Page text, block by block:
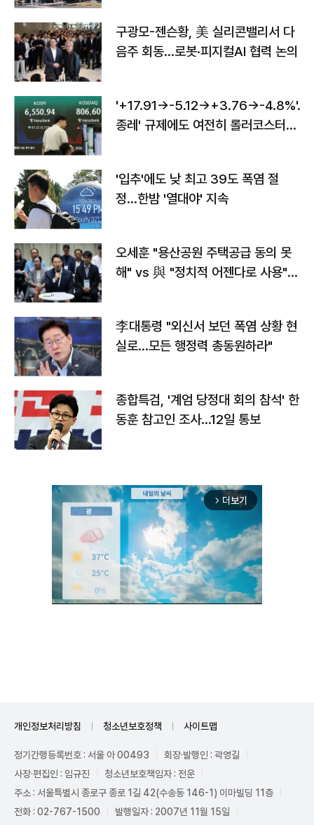
구광모-젠슨황, 美 실리콘밸리서 다
음주 회동…로봇·피지컬AI 협력 논의
'+17.91→-5.12→+3.76→-4.8%'…'
종레' 규제에도 여전히 롤러코스터
'입추'에도 낮 최고 39도 폭염 절
정…한밤 '열대야' 지속
오세훈 "용산공원 주택공급 동의 못
해" vs 與 "정치적 어젠다로 사용"
李대통령 "외신서 보던 폭염 상황 현
실로…모든 행정력 총동원하라"
종합특검, '계엄 당정대 회의 참석' 한
동훈 참고인 조사...12일 통보
arrow_forward_ios 더보기
개인정보처리방침 청소년보호정책 사이트맵
정기간행등록번호 : 서울 아 00493
회장·발행인 : 곽영길
사장·편집인 : 임규진
청소년보호책임자 : 전운
주소 : 서울특별시 종로구 종로 1길 42(수송동 146-1) 이마빌딩 11층
전화 : 02-767-1500
발행일자 : 2007년 11월 15일